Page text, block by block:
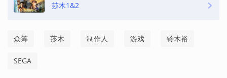
莎木1&2
众筹 莎木 制作人 游戏 铃木裕
SEGA